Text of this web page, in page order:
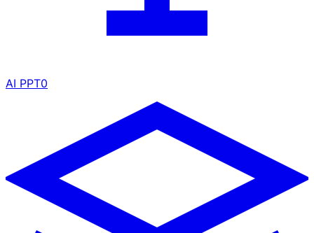
AI PPT0